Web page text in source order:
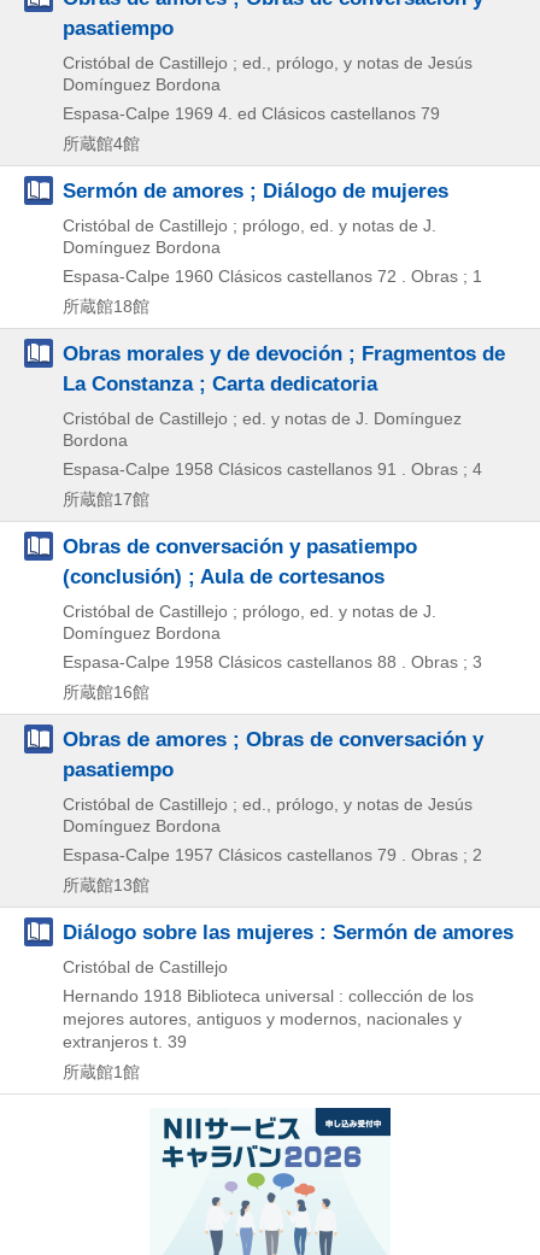
pasatiempo
Cristóbal de Castillejo ; ed., prólogo, y notas de Jesús
Domínguez Bordona
Espasa-Calpe 1969 4. ed Clásicos castellanos 79
所蔵館4館
Sermón de amores ; Diálogo de mujeres
Cristóbal de Castillejo ; prólogo, ed. y notas de J.
Domínguez Bordona
Espasa-Calpe 1960 Clásicos castellanos 72 . Obras ; 1
所蔵館18館
Obras morales y de devoción ; Fragmentos de
La Constanza ; Carta dedicatoria
Cristóbal de Castillejo ; ed. y notas de J. Domínguez
Bordona
Espasa-Calpe 1958 Clásicos castellanos 91 . Obras ; 4
所蔵館17館
Obras de conversación y pasatiempo
(conclusión) ; Aula de cortesanos
Cristóbal de Castillejo ; prólogo, ed. y notas de J.
Domínguez Bordona
Espasa-Calpe 1958 Clásicos castellanos 88 . Obras ; 3
所蔵館16館
Obras de amores ; Obras de conversación y
pasatiempo
Cristóbal de Castillejo ; ed., prólogo, y notas de Jesús
Domínguez Bordona
Espasa-Calpe 1957 Clásicos castellanos 79 . Obras ; 2
所蔵館13館
Diálogo sobre las mujeres : Sermón de amores
Cristóbal de Castillejo
Hernando 1918 Biblioteca universal : collección de los
mejores autores, antiguos y modernos, nacionales y
extranjeros t. 39
所蔵館1館